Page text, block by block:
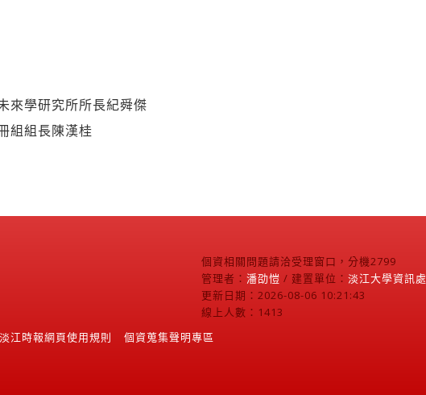
來學研究所所長紀舜傑
組組長陳漢桂
個資相關問題請洽受理窗口，分機2799
管理者： 潘劭愷 / 建置單位： 淡江大學資訊處
更新日期：2026-08-06 10:21:43
線上人數：1413
淡江時報網頁使用規則 個資蒐集聲明專區